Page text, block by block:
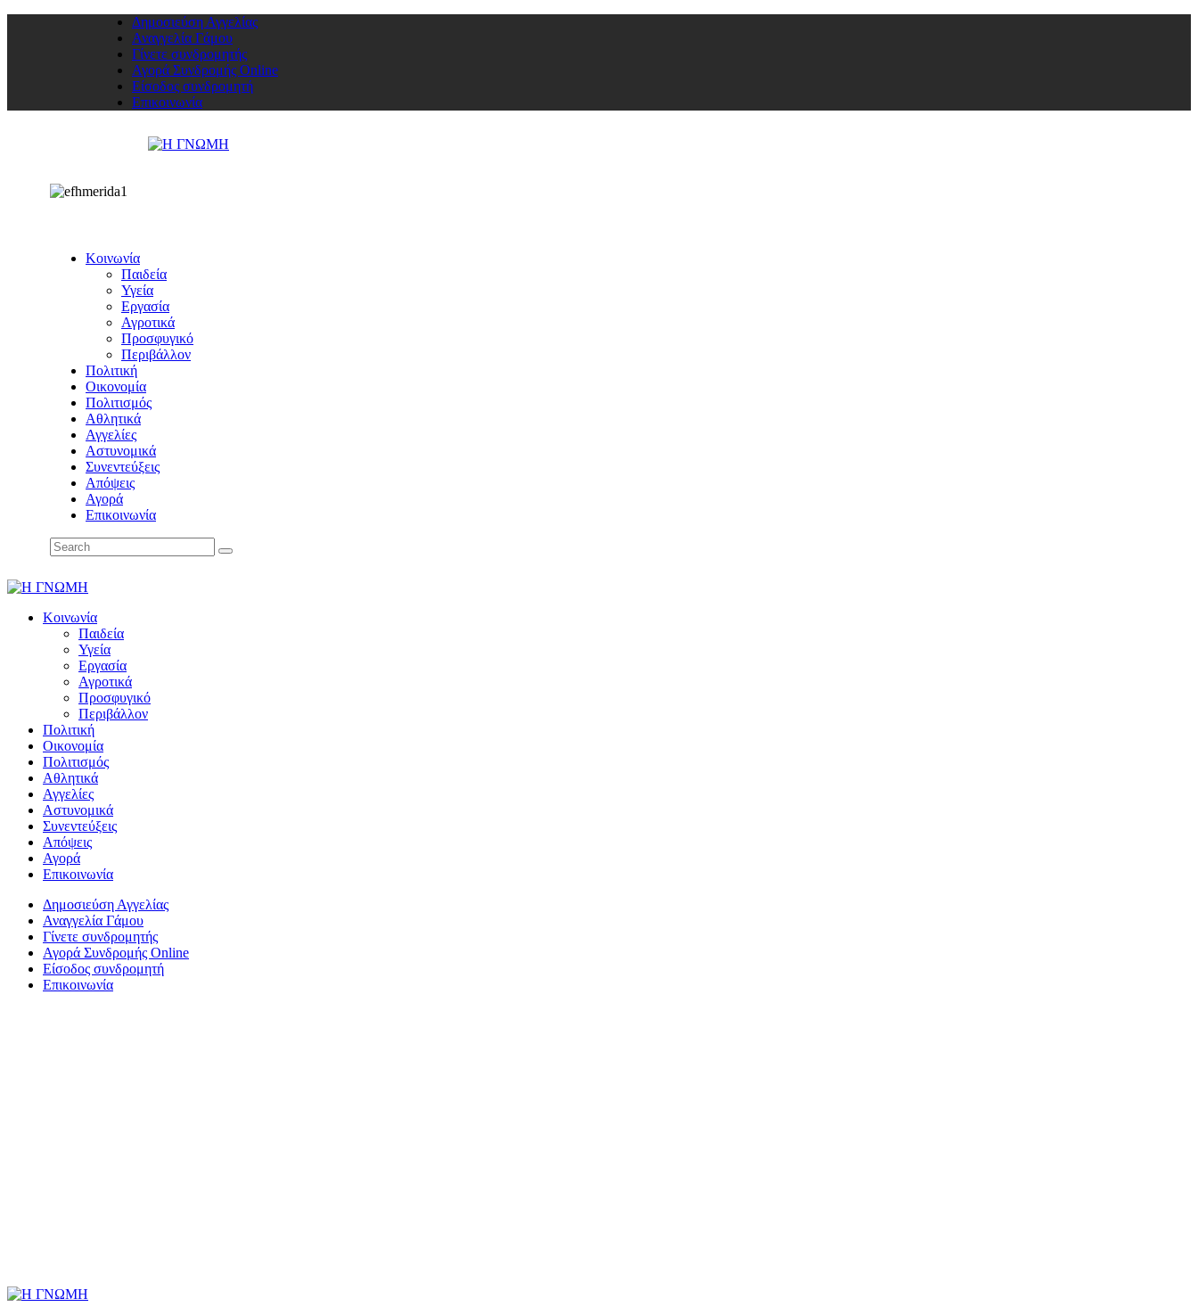
Δημοσιεύση Αγγελίας
Αναγγελία Γάμου
Γίνετε συνδρομητής
Αγορά Συνδρομής Online
Είσοδος συνδρομητή
Επικοινωνία
Κοινωνία
Παιδεία
Υγεία
Εργασία
Αγροτικά
Προσφυγικό
Περιβάλλον
Πολιτική
Οικονομία
Πολιτισμός
Αθλητικά
Αγγελίες
Αστυνομικά
Συνεντεύξεις
Απόψεις
Αγορά
Επικοινωνία
Κοινωνία
Παιδεία
Υγεία
Εργασία
Αγροτικά
Προσφυγικό
Περιβάλλον
Πολιτική
Οικονομία
Πολιτισμός
Αθλητικά
Αγγελίες
Αστυνομικά
Συνεντεύξεις
Απόψεις
Αγορά
Επικοινωνία
Δημοσιεύση Αγγελίας
Αναγγελία Γάμου
Γίνετε συνδρομητής
Αγορά Συνδρομής Online
Είσοδος συνδρομητή
Επικοινωνία